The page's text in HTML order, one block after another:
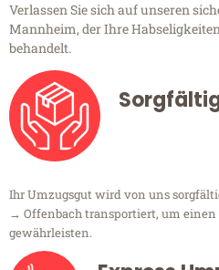
Verlassen Sie sich auf unseren
Mannheim, der Ihre
behandelt.
Ihr Umzugsgut wird von uns
→ Offenbach transportiert, um einen
gewährleisten.